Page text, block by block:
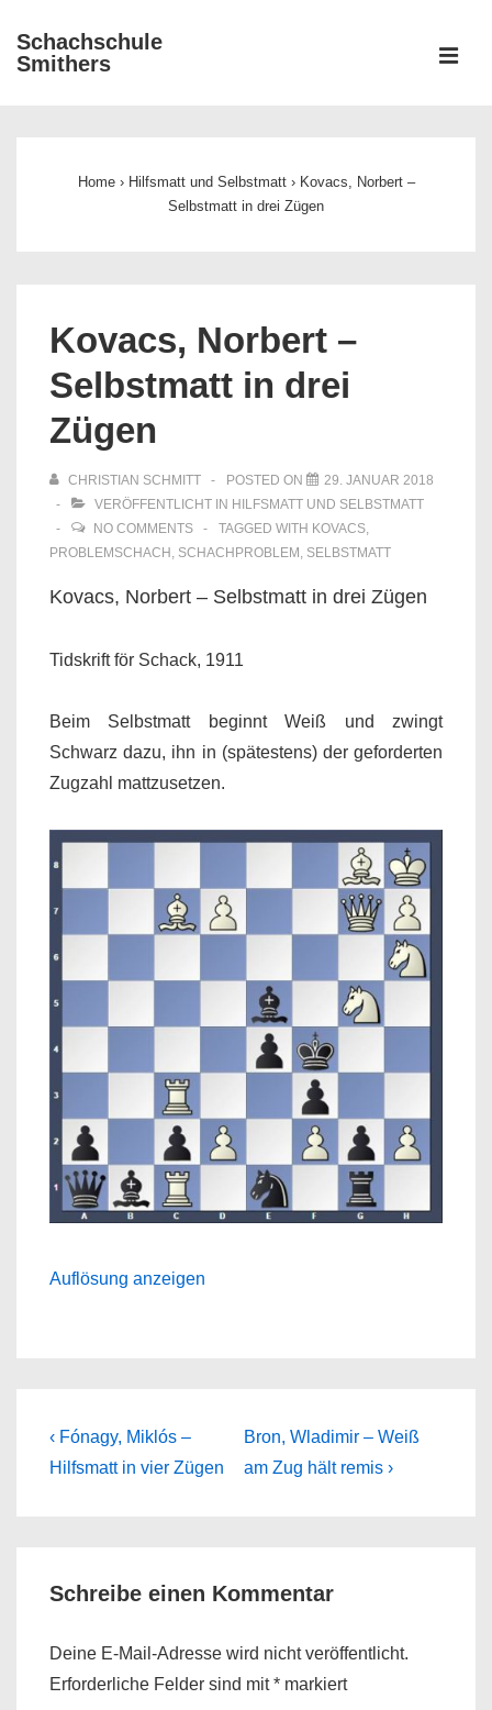
Zum
Inhalt
Schachschule
Smithers
Home › Hilfsmatt und Selbstmatt › Kovacs, Norbert –
Selbstmatt in drei Zügen
Kovacs, Norbert –
Selbstmatt in drei
Zügen
CHRISTIAN SCHMITT POSTED ON
29. JANUAR 2018
VERÖFFENTLICHT IN HILFSMATT UND SELBSTMATT
NO COMMENTS
TAGGED WITH KOVACS,
PROBLEMSCHACH , SCHACHPROBLEM , SELBSTMATT
Kovacs, Norbert – Selbstmatt in drei Zügen
Tidskrift för Schack, 1911
Beim Selbstmatt beginnt Weiß und zwingt
Schwarz dazu, ihn in (spätestens) der geforderten
Zugzahl mattzusetzen.
Auflösung anzeigen
Beitragsnavigation
Previous
Post
‹ Fónagy, Miklós –
Hilfsmatt in vier Zügen
Next
Post
Bron, Wladimir – Weiß
am Zug hält remis ›
Schreibe einen Kommentar
Deine E-Mail-Adresse wird nicht veröffentlicht.
Erforderliche Felder sind mit* markiert